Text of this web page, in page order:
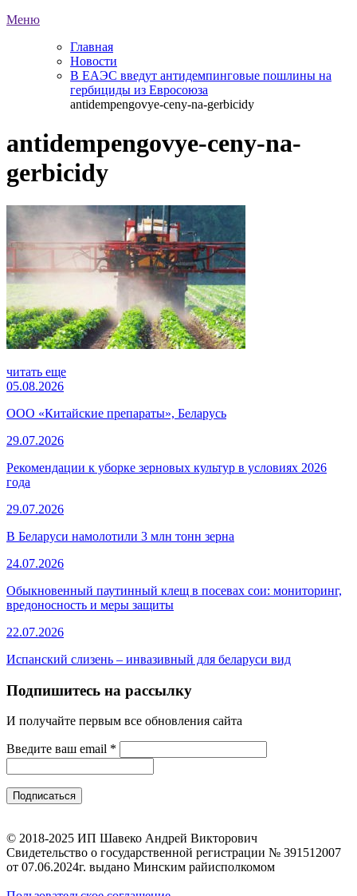
Меню
Главная
Новости
В ЕАЭС введут антидемпинговые пошлины на
гербициды из Евросоюза
antidempengovye-ceny-na-gerbicidy
antidempengovye-ceny-na-
gerbicidy
читать еще
05.08.2026
ООО «Китайские препараты», Беларусь
29.07.2026
Рекомендации к уборке зерновых культур в условиях 2026
года
29.07.2026
В Беларуси намолотили 3 млн тонн зерна
24.07.2026
Обыкновенный паутинный клещ в посевах сои: мониторинг,
вредоносность и меры защиты
22.07.2026
Испанский слизень – инвазивный для беларуси вид
Подпишитесь на рассылку
И получайте первым все обновления сайта
Введите ваш email *
© 2018-2025 ИП Шавеко Андрей Викторович
Свидетельство о государственной регистрации № 391512007
от 07.06.2024г. выдано Минским райисполкомом